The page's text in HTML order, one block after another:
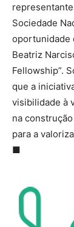
Sociedade
oportunidade
Beatriz
Fellowship”.
que a
visibilidade à
na
para a
■